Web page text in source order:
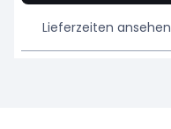
Lieferzeiten ansehen